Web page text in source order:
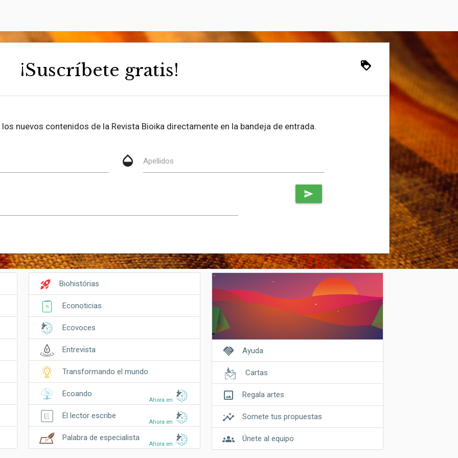
loyalty
¡Suscríbete gratis!
los nuevos contenidos de la Revista Bioika directamente en la bandeja de entrada.
opacity Apellidos
send
rocket_launch Biohistórias
Econoticias
Ecovoces
Entrevista
Transformando el mundo
Ahora en
Ecoando
Ahora en
El lector escribe
Ahora en
Palabra de especialista
handshake Ayuda
Cartas
crop_original Regala artes
insights Somete tus propuestas
groups Únete al equipo